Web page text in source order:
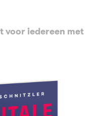
voor iedereen met